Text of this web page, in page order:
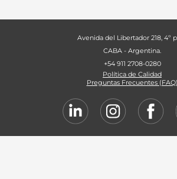
Avenida del Libertador 218, 4º
CABA - Argentina.
+54 911 2708-0280
Política de Calidad
Preguntas Frecuentes (FAQ)